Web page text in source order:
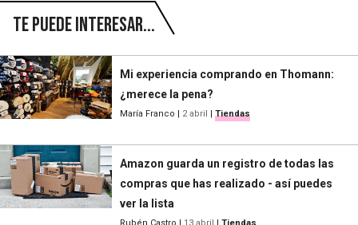
Te puede interesar...
Mi experiencia comprando en Thomann:
¿merece la pena?
María Franco 2 abril Tiendas
Amazon guarda un registro de todas las
compras que has realizado - así puedes
ver la lista